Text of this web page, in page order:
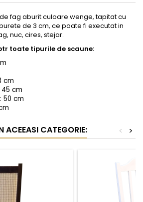
fag aburit culoare wenge, tapitat cu
de 3 cm, ce poate fi executat in
nuc, cires, stejar.
toate tipurile de scaune:
cm
cm
50 cm
ACEEASI CATEGORIE: >
<